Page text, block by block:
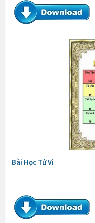
Bài Học Tử Vi